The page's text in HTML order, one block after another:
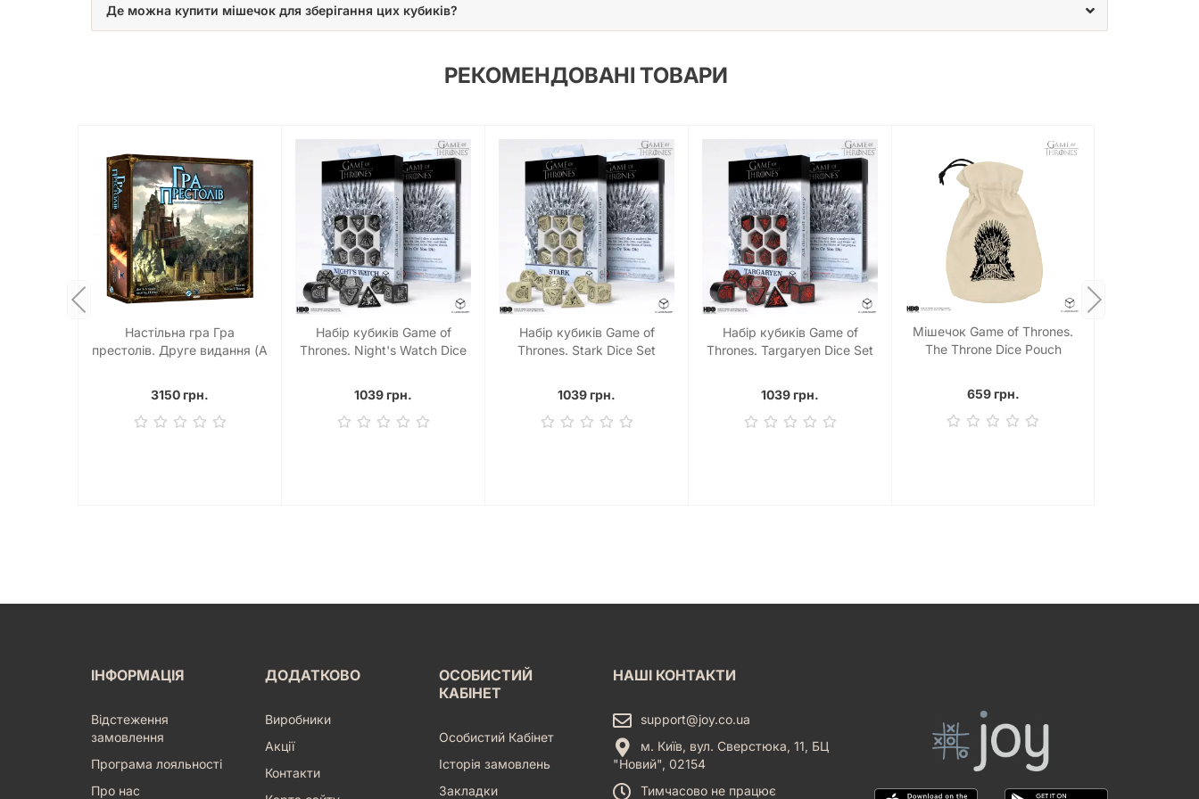
Не пропустіть нагоду збагатити свій ігровий досвід або зробити незабутній подарунок. Відчуйте силу та лють Баратеонів у своїх руках і нехай доля посміхнеться
вам у найважливіші моменти ваших ігрових пригод. Ці кубики – це не просто інструмент, це ключ до нових історій та перемог у світі, де кожен крок має значення.
Де можна купити мішечок для зберігання цих кубиків?
РЕКОМЕНДОВАНІ ТОВАРИ
Настільна гра Гра
престолів. Друге видання (A
3150 грн.
Набір кубиків Game of
Thrones. Night's Watch Dice
1039 грн.
Набір кубиків Game of
Thrones. Stark Dice Set
1039 грн.
Набір кубиків Game of
Thrones. Targaryen Dice Set
1039 грн.
Мішечок Game of Thrones.
The Throne Dice Pouch
659 грн.
ІНФОРМАЦІЯ
Відстеження
замовлення
Програма лояльності
Про нас
ДОДАТКОВО
Виробники
Акції
Контакти
ОСОБИСТИЙ
КАБІНЕТ
Особистий Кабінет
Історія замовлень
Закладки
НАШІ КОНТАКТИ
support@joy.co.ua
м. Київ, вул. Сверстюка, 11, БЦ
"Новий", 02154
Тимчасово не працює